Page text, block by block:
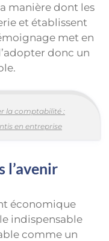
manière dont les
et établissent
met en
donc un
la comptabilité :
en entreprise
l’avenir
économique
indispensable
comme un